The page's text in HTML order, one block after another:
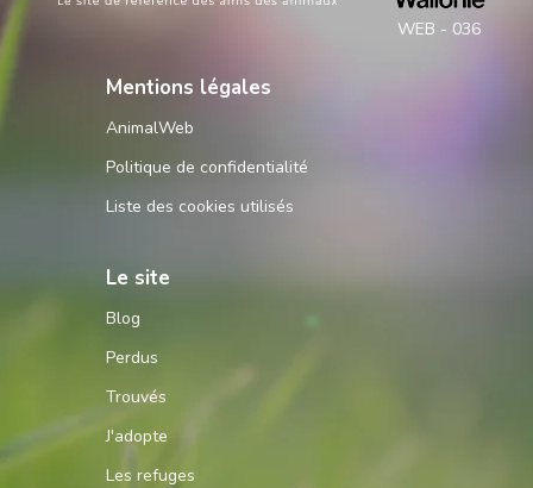
WEB - 036
Mentions légales
AnimalWeb
Politique de confidentialité
Liste des cookies utilisés
Le site
Blog
Perdus
Trouvés
J'adopte
Les refuges